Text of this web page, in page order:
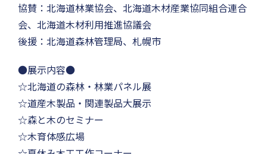
協賛：北海道林業協会、北海道木材産業協同組合連合
会、北海道木材利用推進協議会
後援：北海道森林管理局、札幌市
●展示内容●
☆北海道の森林・林業パネル展
☆道産木製品・関連製品大展示
☆森と木のセミナー
☆木育体感広場